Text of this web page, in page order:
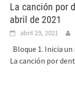
La canción por
abril de 2021
abril 29, 2021
Bloque 1. Inicia
La canción por